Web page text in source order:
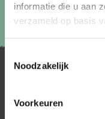
informatie die u aan
verzameld op basis
Noodzakelijk
Voorkeuren